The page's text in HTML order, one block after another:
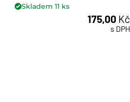
Skladem11 ks
175,00 Kč
s DPH